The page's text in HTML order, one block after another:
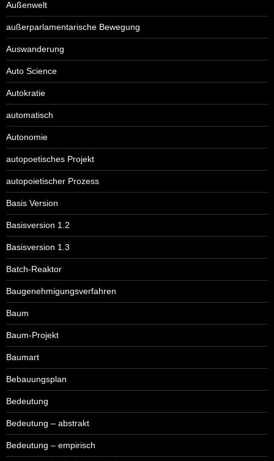
Außenwelt
außerparlamentarische Bewegung
Auswanderung
Auto Science
Autokratie
automatisch
Autonomie
autopoetisches Projekt
autopoietischer Prozess
Basis Version
Basisversion 1.2
Basisversion 1.3
Batch-Reaktor
Baugenehmigungsverfahren
Baum
Baum-Projekt
Baumart
Bebauungsplan
Bedeutung
Bedeutung – abstrakt
Bedeutung – empirisch